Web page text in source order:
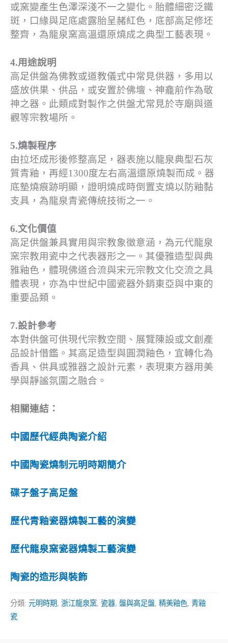
或窯變產生色澤深淺不一之變化。胎體細密泛鐵
斑，口緣與足底處露胎呈赭紅色，底部高足修坯
整齊，為龍泉窯高溫還原燒成之典型工藝表現。
4.用途說明
高足供盤為佛教或道教儀式中常見供器，多用以
盛放供果、供品，或安置於佛壇、神龕前作為敬
神之器。此類成對製作之供盤尤常見於寺廟與道
觀等宗教場所。
5.燒製程序
由拉坯成形後修整高足，器表施以龍泉典型石灰
質青釉，再經1300度左右高溫還原燒製而成。器
底墊燒痕跡明顯，證明燒成時倒置支燒以防釉黏
支具，為龍泉青瓷傳統技術之一。
6.文化價值
高足供盤兼具實用與宗教象徵意涵，為元代龍泉
窯宗教用瓷中之代表器形之一。其優雅造型與典
雅釉色，體現佛道合流與宋元宗教文化交流之具
體表現，亦為中世紀中國瓷器外銷東亞與中東的
重要品類。
7.設計參考
本對供盤可供現代宗教空間、展覽陳設或文創產
品設計借鑑。其高足造型與圓潤釉色，宜轉化為
香具、供具或雅器之設計元素，表現東方器用美
學與靜謐氛圍之融合。
相關連結：
中國歷代經典陶瓷介紹
中國陶瓷燒制元明時期簡介
碟子盤子高足盤
歷代青釉瓷器燒製工藝的演變
歷代龍泉窯瓷器燒製工藝演變
陶瓷的造形與裝飾
分類: 元明時期 浙江龍泉窯 瓷器 盤與高足盤 精美釉色 青釉
瓷